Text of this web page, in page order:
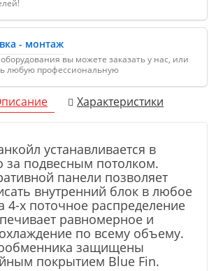
- монтаж
вы можете заказать у нас, или
любую профессиональную
Характеристики
устанавливается в
за подвесным потолком.
панели позволяет
внутренний блок в любое
х поточное распределение
равномерное и
по всему объему.
защищены
покрытием Blue Fin.